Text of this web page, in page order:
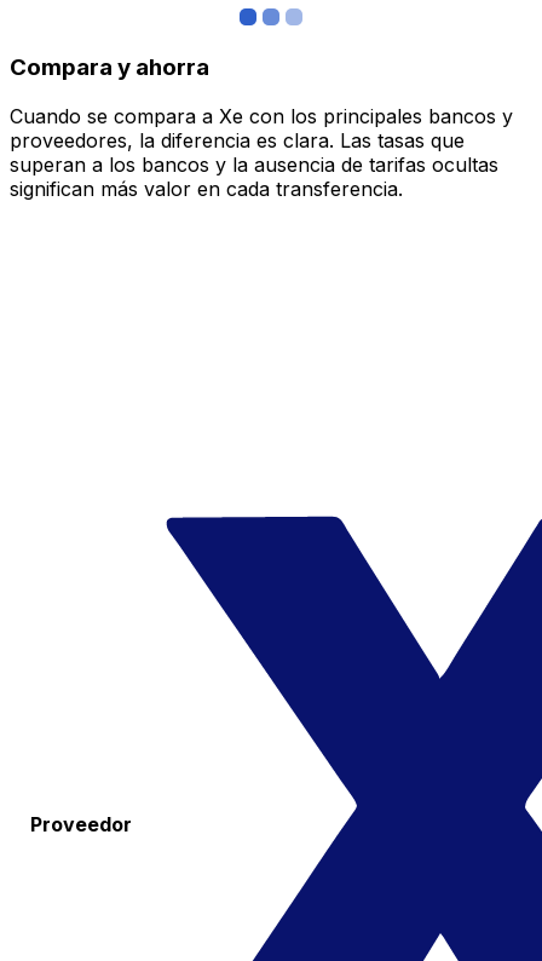
Compara y ahorra
Cuando se compara a Xe con los principales bancos y
proveedores, la diferencia es clara. Las tasas que
superan a los bancos y la ausencia de tarifas ocultas
significan más valor en cada transferencia.
Proveedor